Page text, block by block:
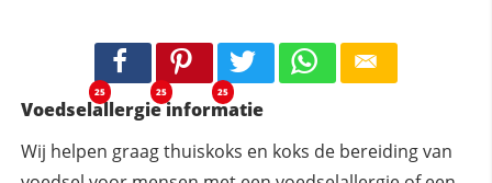
25 25 25
Voedselallergie informatie
Wij helpen graag thuiskoks en koks de bereiding van